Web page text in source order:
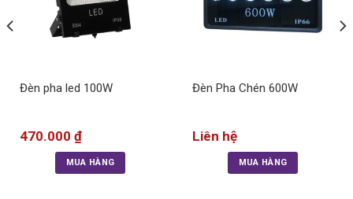
Đèn pha led 100W
470.000 ₫
MUA HÀNG
Đèn Pha Chén 600W
Liên hệ
MUA HÀNG